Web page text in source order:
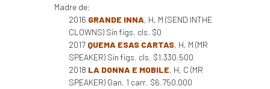
Madre de:
2016 GRANDE INNA, H, M (SEND INTHE
CLOWNS) Sin figs. cls. $0
2017 QUEMA ESAS CARTAS, H, M (MR
SPEAKER) Sin figs. cls. $1.330.500
2018 LA DONNA E MOBILE, H, C (MR
SPEAKER) Gan. 1 carr. $6.750.000